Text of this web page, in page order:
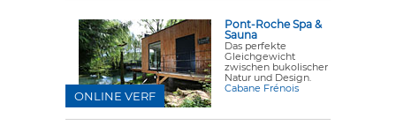
Pont-Roche Spa &
Sauna
Das perfekte
Gleichgewicht
zwischen bukolischer
Natur und Design.
Cabane Frénois
ONLINE VERF